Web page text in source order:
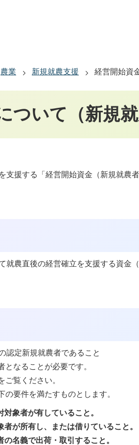
農業 新規就農支援 経営開始資
ついて（新規就
支援する「経営開始資金（新規就農
就農直後の経営確立を支援する資金
認定新規就農者であること
なることが必要です。
覧ください。
要件を満たすものとします。
象者が有していること。
が所有し、または借りていること。
名義で出荷・取引すること。